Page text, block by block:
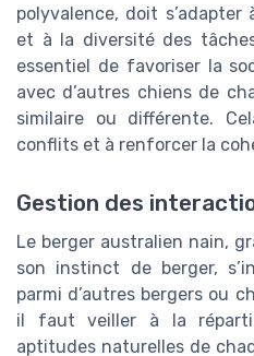
polyvalence, doit
et à la diversité des
essentiel de favoriser la
avec d’autres chiens de
similaire ou différente.
conflits et à renforcer la
Gestion des
Le berger australien nain,
son instinct de berger,
parmi d’autres bergers ou
il faut veiller à la
aptitudes naturelles de